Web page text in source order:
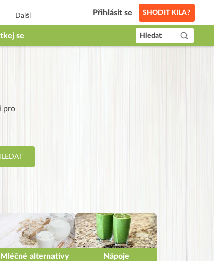
Další Přihlásit se SHODIT KILA?
se Hledat
pro
Mléčné alternativy Nápoje